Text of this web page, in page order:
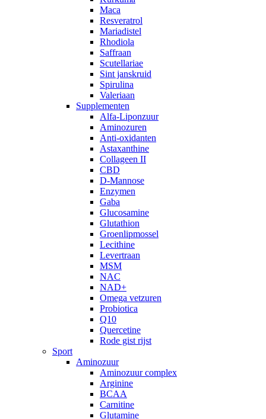
Maca
Resveratrol
Mariadistel
Rhodiola
Saffraan
Scutellariae
Sint janskruid
Spirulina
Valeriaan
Supplementen
Alfa-Liponzuur
Aminozuren
Anti-oxidanten
Astaxanthine
Collageen II
CBD
D-Mannose
Enzymen
Gaba
Glucosamine
Glutathion
Groenlipmossel
Lecithine
Levertraan
MSM
NAC
NAD+
Omega vetzuren
Probiotica
Q10
Quercetine
Rode gist rijst
Sport
Aminozuur
Aminozuur complex
Arginine
BCAA
Carnitine
Glutamine